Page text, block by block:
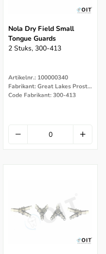
Nola Dry Field Small
Tongue Guards
2 Stuks, 300-413
Artikelnr.: 100000340
Fabrikant: Great Lakes Prostodontics
Code Fabrikant: 300-413